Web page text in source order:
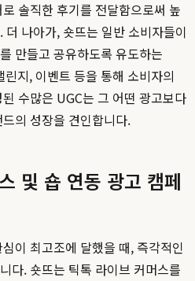
솔직한 후기를 전달함으로써 높
나아가, 숏뜨는 일반 소비자들이
만들고 공유하도록 유도하는
지, 이벤트 등을 통해 소비자의
수많은 UGC는 그 어떤 광고보다
의 성장을 견인합니다.
및 숍 연동 광고 캠페
이 최고조에 달했을 때, 즉각적인
다. 숏뜨는 틱톡 라이브 커머스를